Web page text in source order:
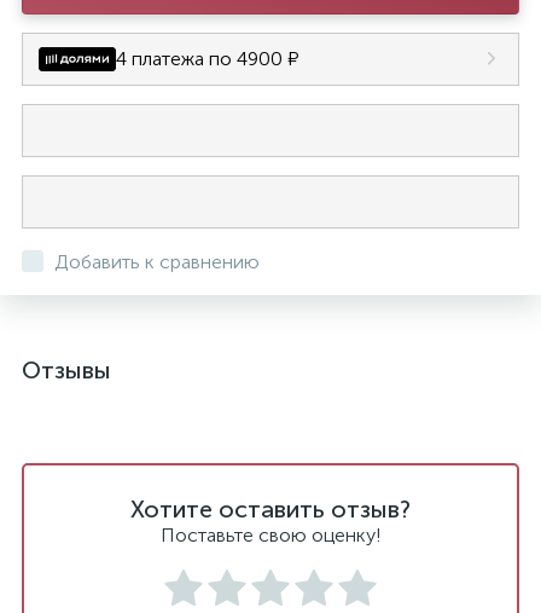
4 платежа по 4900 ₽
Добавить к сравнению
Отзывы
Хотите оставить отзыв?
Поставьте свою оценку!